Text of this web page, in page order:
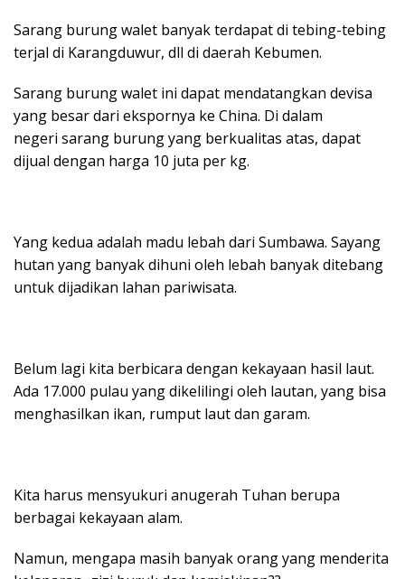
Sarang burung walet banyak terdapat di tebing-tebing
terjal di Karangduwur, dll di daerah Kebumen.
Sarang burung walet ini dapat mendatangkan devisa
yang besar dari ekspornya ke China. Di dalam
negeri sarang burung yang berkualitas atas, dapat
dijual dengan harga 10 juta per kg.
Yang kedua adalah madu lebah dari Sumbawa. Sayang
hutan yang banyak dihuni oleh lebah banyak ditebang
untuk dijadikan lahan pariwisata.
Belum lagi kita berbicara dengan kekayaan hasil laut.
Ada 17.000 pulau yang dikelilingi oleh lautan, yang bisa
menghasilkan ikan, rumput laut dan garam.
Kita harus mensyukuri anugerah Tuhan berupa
berbagai kekayaan alam.
Namun, mengapa masih banyak orang yang menderita